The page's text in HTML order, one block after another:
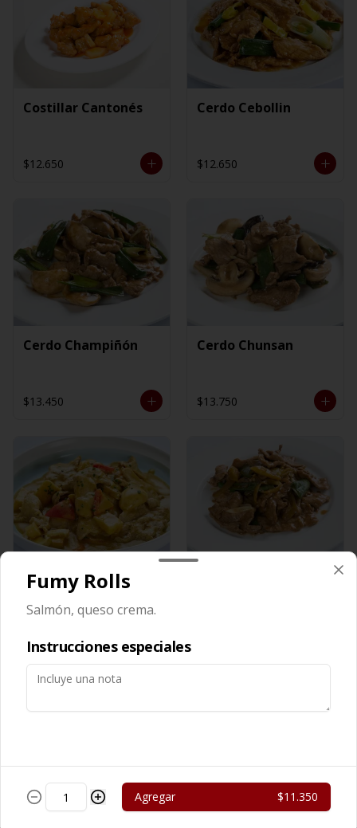
Costillar Cantonés
$12.650
Cerdo Cebollin
$12.650
Cerdo Champiñón
$13.450
Cerdo Chunsan
$13.750
Cerdo Curry
$13.450
Fumy Rolls
Salmón, queso crema.
Instrucciones especiales
Agregar $11.350